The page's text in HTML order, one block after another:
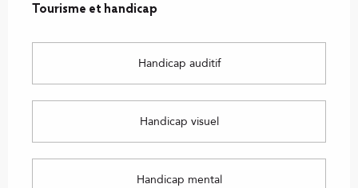
Tourisme et handicap
Tourisme et handicap
Handicap auditif
Handicap visuel
Handicap mental